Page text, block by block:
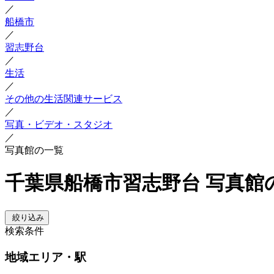
／
船橋市
／
習志野台
／
生活
／
その他の生活関連サービス
／
写真・ビデオ・スタジオ
／
写真館の一覧
千葉県船橋市習志野台 写真館
絞り込み
検索条件
地域エリア・駅